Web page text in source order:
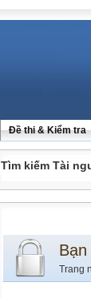
Đề thi & Kiểm tra
Tìm kiếm Tài
Trang